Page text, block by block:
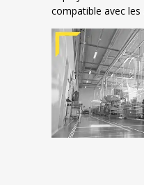
compatible avec